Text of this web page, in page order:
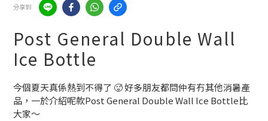
分享到
Post General Double Wall
Ice Bottle
今個夏天真係熱到不得了 🥵 好多朋友都問仲有冇其他消暑產
品，一於介紹呢款Post General Double Wall Ice Bottle比
大家～